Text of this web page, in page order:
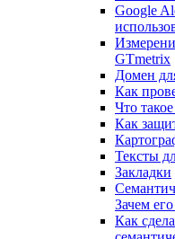
Google
GTmetrix
Домен
Как
Что
Как
Тексты
Закладки
Зачем
Как